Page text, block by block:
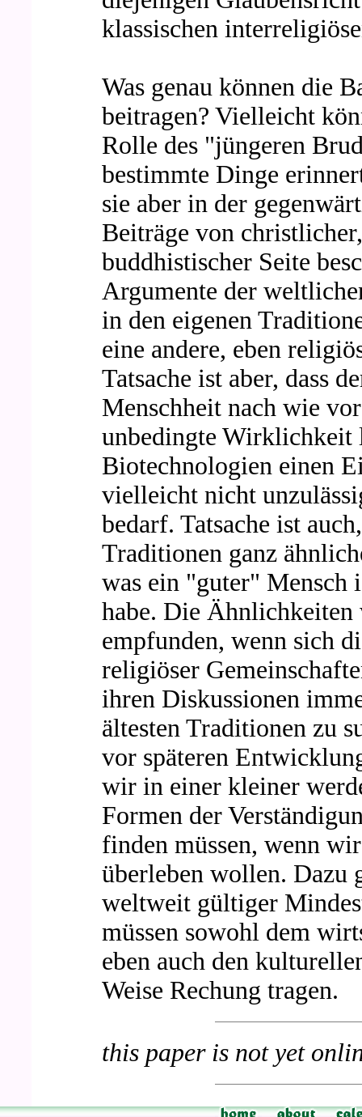
klassischen
Was genau können die
beitragen? Vielleicht
Rolle des "jüngeren
bestimmte Dinge
sie aber in der
Beiträge von
buddhistischer Seite
Argumente der
in den eigenen
eine andere, eben
Tatsache ist aber, dass
Menschheit nach wie
unbedingte Wirklichkeit
Biotechnologien einen
vielleicht nicht
bedarf. Tatsache ist
Traditionen ganz
was ein "guter" Mensch
habe. Die Ähnlichkeiten
empfunden, wenn sich
religiöser
ihren Diskussionen
ältesten Traditionen zu
vor späteren
wir in einer kleiner
Formen der
finden müssen, wenn
überleben wollen. Dazu
weltweit gültiger
müssen sowohl dem
eben auch den
Weise Rechung tragen.
this paper is not yet